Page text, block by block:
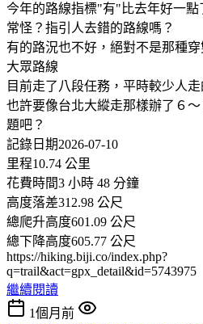
今年的路線指標"有"比去年好一
常怪？指引人去錯的路線嗎？
有的路況也不好，絕對不是那種
大眾路線
目前走了八段任務，平時較少人
也許要像台北大縱走那樣辦了６
題吧？
記錄日期2026-07-10
里程10.74 公里
花費時間3 小時 48 分鐘
高度落差312.98 公尺
總爬升高度601.09 公尺
總下降高度605.77 公尺
https://hiking.biji.co/index.php?
q=trail&act=gpx_detail&id=5743975
繼續閱讀
1個月前